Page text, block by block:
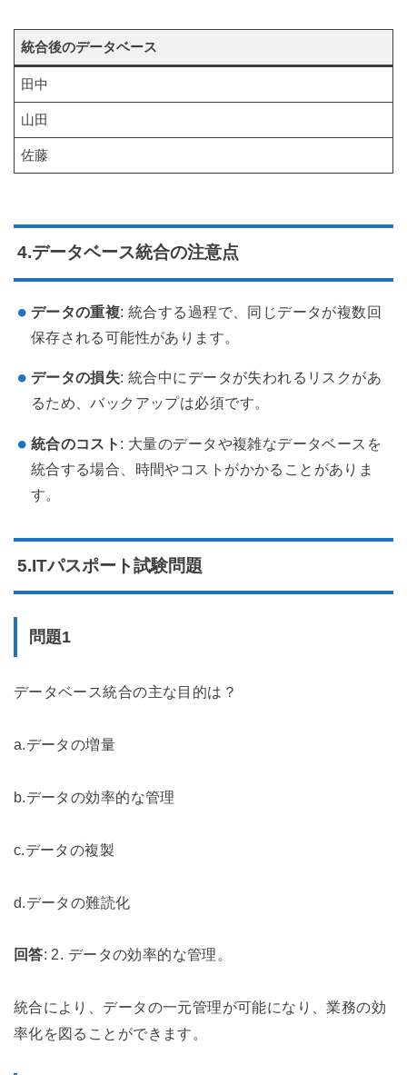
統合後のデータベース
田中
山田
佐藤
4.データベース統合の注意点
データの重複: 統合する過程で、同じデータが複数回
保存される可能性があります。
データの損失: 統合中にデータが失われるリスクがあ
るため、バックアップは必須です。
統合のコスト : 大量のデータや複雑なデータベースを
統合する場合、時間やコストがかかることがありま
す。
5.ITパスポート試験問題
問題1
データベース統合の主な目的は？
a.データの増量
b.データの効率的な管理
c.データの複製
d.データの難読化
回答: 2. データの効率的な管理。
統合により、データの一元管理が可能になり、業務の効
率化を図ることができます。